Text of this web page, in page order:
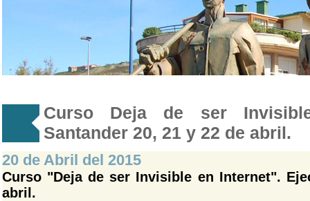
Curso Deja de ser
Santander 20, 21 y 22 de abril.
20 de Abril del 2015
Curso "Deja de ser Invisible en Internet".
abril.